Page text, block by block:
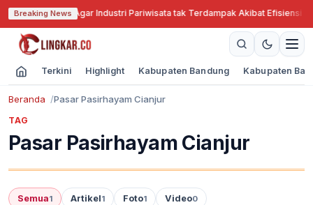
Breaking News
Cari Solusi Agar Industri Pariwisata tak Terdampak Akibat Efisiensi
Terkini Highlight Kabupaten Bandung Kabupaten
Beranda Pasar Pasirhayam Cianjur
TAG
Pasar Pasirhayam Cianjur
Semua1 Artikel1 Foto1 Video0